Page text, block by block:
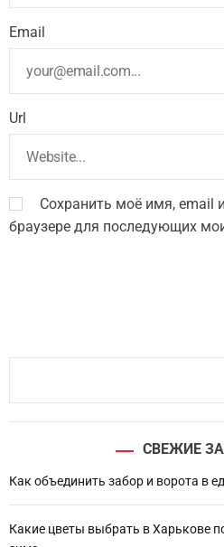
Email
Url
Сохранить моё имя, email
браузере для последующих
h
СВЕЖИЕ
Как объединить забор и ворота в
Какие цветы выбрать в Харькове